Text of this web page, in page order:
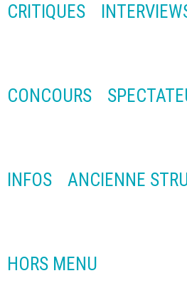
CRITIQUES
CONCOURS
INFOS ANCIENNE
HORS MENU